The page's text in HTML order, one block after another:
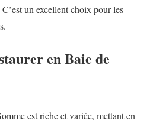
un excellent choix pour les
en Baie de
est riche et variée, mettant en